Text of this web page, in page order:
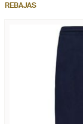
REBAJAS